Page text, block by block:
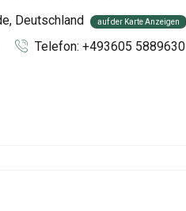
Deutschland auf der Karte Anzeigen
Telefon: +493605 5889630